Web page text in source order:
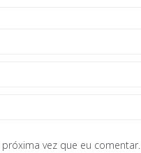
vez que eu comentar.